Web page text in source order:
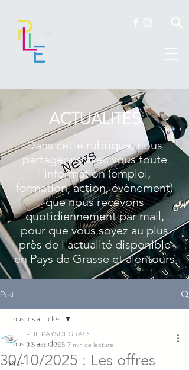
ACTUALITES
Dans cette rubrique, nous
partageons avec vous toute
l'information (emploi,
formation, action, évènement)
que nous recevons
quotidiennement par mail,
pour que vous soyez au plus
près de l'actualité disponible
en Pays de Grasse et alentours
Post
Tous les articles
PLIE
Tous les articles
30/10/2025 : Les offres
PLIE PAYSDEGRASSE
30 oct. 2025 7 min de lecture